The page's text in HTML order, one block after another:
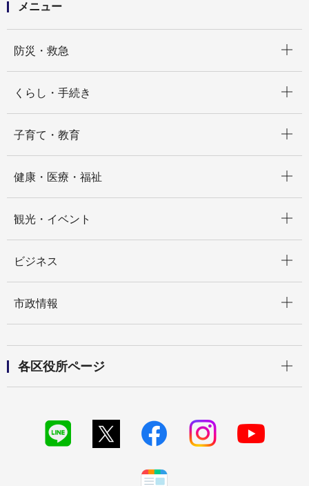
メニュー
防災・救急
くらし・手続き
子育て・教育
健康・医療・福祉
観光・イベント
ビジネス
市政情報
各区役所ページ